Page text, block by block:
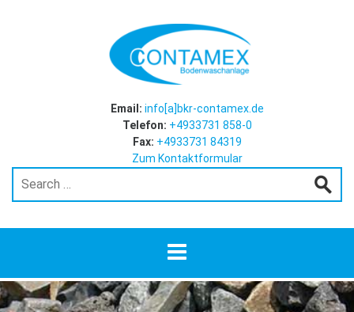
Email:info[a]bkr-contamex.de
Telefon: +4933731 858-0
Fax: +4933731 84319
Zum Kontaktformular